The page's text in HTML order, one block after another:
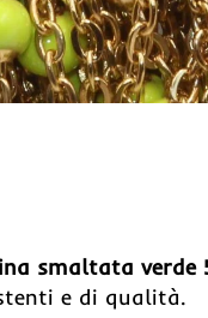
smaltata verde
e di qualità.